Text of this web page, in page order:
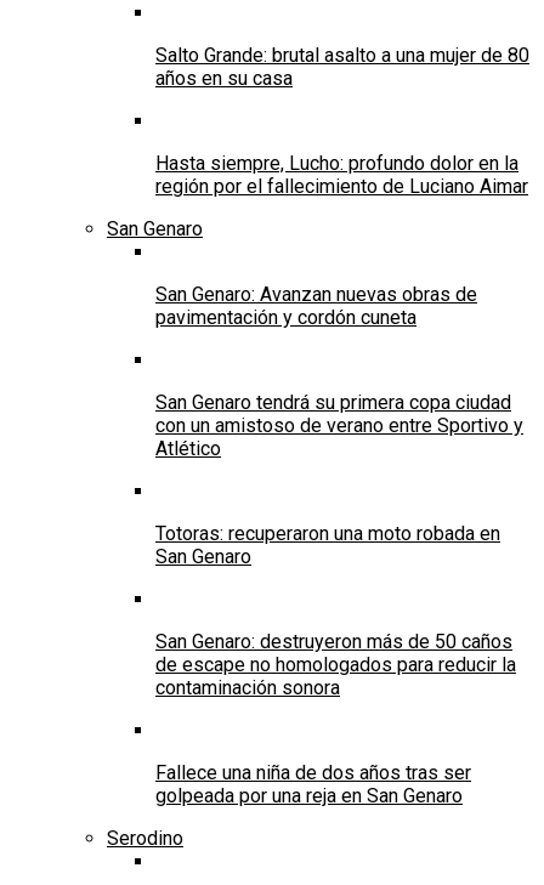
Salto Grande: brutal asalto a una mujer de 80
años en su casa
Hasta siempre, Lucho: profundo dolor en la
región por el fallecimiento de Luciano Aimar
San Genaro
San Genaro: Avanzan nuevas obras de
pavimentación y cordón cuneta
San Genaro tendrá su primera copa ciudad
con un amistoso de verano entre Sportivo y
Atlético
Totoras: recuperaron una moto robada en
San Genaro
San Genaro: destruyeron más de 50 caños
de escape no homologados para reducir la
contaminación sonora
Fallece una niña de dos años tras ser
golpeada por una reja en San Genaro
Serodino